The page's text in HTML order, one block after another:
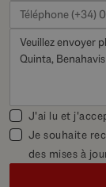
J'ai lu et
Je souhaite
des mises à